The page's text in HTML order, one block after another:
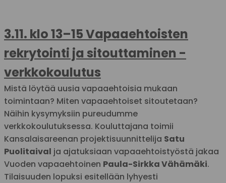
3.11. klo 13–15 Vapaaehtoisten
rekrytointi ja sitouttaminen -
verkkokoulutus
Mistä löytää uusia vapaaehtoisia mukaan
toimintaan? Miten vapaaehtoiset sitoutetaan?
Näihin kysymyksiin pureudumme
verkkokoulutuksessa. Kouluttajana toimii
Kansalaisareenan projektisuunnittelija Satu
Puolitaival ja ajatuksiaan vapaaehtoistyöstä jakaa
Vuoden vapaaehtoinen Paula-Sirkka Vähämäki.
Tilaisuuden lopuksi esitellään lyhyesti